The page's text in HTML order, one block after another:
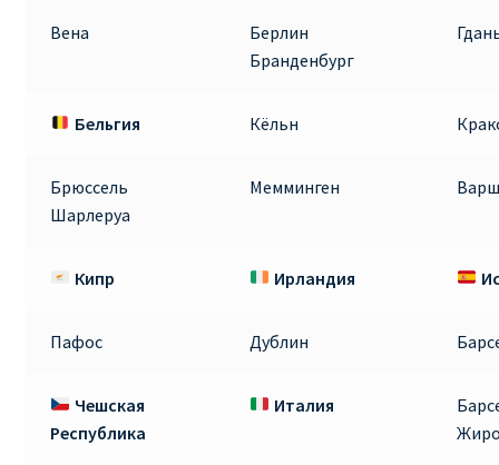
Авиабилеты Ryanair на Тенерифе от €15
АВИАБИЛЕТЫ ХЕЛЬСИНКИ МИЛАН
Аликанте
Вена
Берлин
Бранденбург
Бельгия Кёльн
Брюссель
Шарлеруа
Мемминген
Кипр Ирландия
Пафос Дублин
Чешская
Республика
Италия